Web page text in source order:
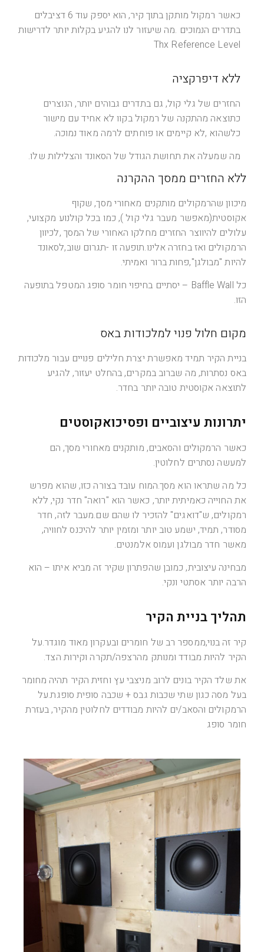
כאשר רמקול מותקן בתוך קיר, הוא יספק עוד 6 דציבלים
בתדרים הנמוכים .מה שיעזור לנו להגיע בקלות יותר לדרישות
Thx Reference Level
ללא דיפרקציה
החזרים של גלי קול, גם בתדרים גבוהים יותר, הנוצרים
כתוצאה מהתקנה של רמקול בקוו לא אחיד עם מישור
כלשהוא ,לא קיימים או פוחתים לרמה מאוד נמוכה.
מה שמעלה את תחושת הגודל של הסאונד והצלילות שלו.
ללא החזרים ממסך ההקרנה
מיכוון שהרמקולים מותקנים מאחורי מסך, שקוף
אקוסטית(מאפשר מעבר גלי קול ), כמו בכל קולנוע מקצועי,
עלולים להיווצר החזרים מחלקו האחורי של המסך ,לכיוון
הרמקולים ואז בחזרה אלינו.תופעה זו -תגרום שוב,לסאונד
להיות "מבולגן",פחות ברור ואמיתי.
כל Baffle Wall – יסתיים בחיפוי חומר סופג המטפל בתופעה
הזו.
מקום חלול פנוי למלכודות באס
בניית הקיר תמיד מאפשרת יצרת חלילים פנויים עבור מלכודות
באס נסתרות, מה שברוב במקרים, בהחלט יעזור, להגיע
לתוצאה אקוסטית טובה יותר בחדר.
יתרונות עיצוביים ופסיכואקוסטים
כאשר הרמקולים והסאבים, מותקנים מאחורי מסך, הם
למעשה נסתרים לחלוטין.
כל מה שתראו הוא מסך.המוח עובד בצורה כזו, שהוא מפרש
את החוייה כאמיתית יותר, כאשר הוא "רואה" חדר נקי, ללא
רמקולים, ש"דואגים" להזכיר לו שהם שם.מעבר לזה, חדר
מסודר, תמיד, ישמע טוב יותר ומזמין יותר להיכנס לחוויה,
מאשר חדר מבולגן ועמוס אלמנטים.
מבחינה עיצובית, כמובן שהפתרון שקיר זה מביא איתו – הוא
הרבה יותר אסתטי ונקי.
תהליך בניית הקיר
קיר זה בנוי,ממספר רב של חומרים ובעקרון מאוד מוגדר.על
הקיר להיות מבודד ומנותק מהרצפה/תקרה וקירות הצד.
את שלד הקיר בונים לרוב מניצבי עץ וחזית הקיר תהיה מחומר
בעל מסה כגון שתי שכבות גבס + שכבה סופית סופגת.על
הרמקולים והסאב/ים להיות מבודדים לחלוטין מהקיר, בעזרת
חומר סופג